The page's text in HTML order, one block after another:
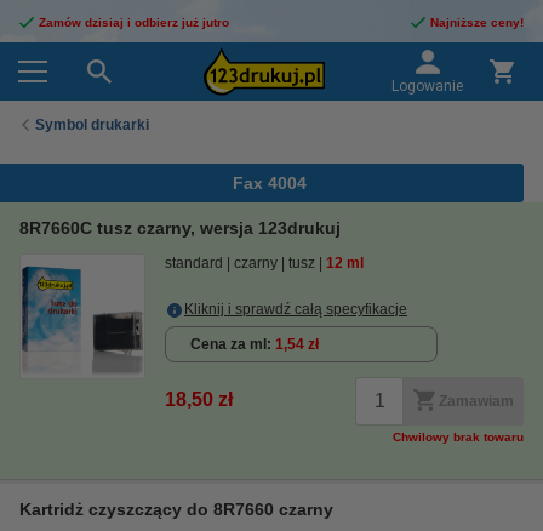
Zamów dzisiaj i odbierz już jutro Najniższe ceny!
Logowanie
Symbol drukarki
Fax 4004
8R7660C tusz czarny, wersja 123drukuj
standard czarny tusz 12 ml
Kliknij i sprawdź całą specyfikacje
Cena za ml 1,54 zł
18,50 zł Zamawiam
Chwilowy brak towaru
Kartridż czyszczący do 8R7660 czarny